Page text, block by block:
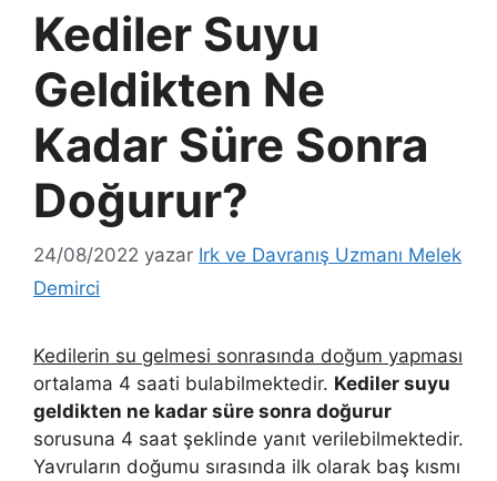
Kediler Suyu
Geldikten Ne
Kadar Süre Sonra
Doğurur?
24/08/2022 yazar Irk ve Davranış Uzmanı Melek
Demirci
Kedilerin su gelmesi sonrasında doğum yapması
ortalama 4 saati bulabilmektedir. Kediler suyu
geldikten ne kadar süre sonra doğurur
sorusuna 4 saat şeklinde yanıt verilebilmektedir.
Yavruların doğumu sırasında ilk olarak baş kısmı